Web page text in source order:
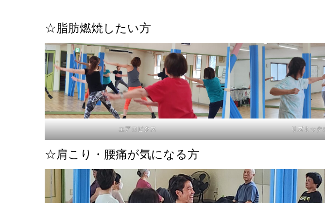
☆脂肪燃焼したい方
エアロビクス リズミック
☆肩こり・腰痛が気になる方